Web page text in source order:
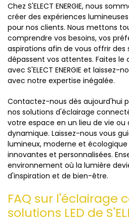
Chez S'ELECT ENERGIE, nous
créer des expériences
pour nos clients. Nous mettons
comprendre vos besoins, vos
aspirations afin de vous offrir des
dépassent vos attentes. Faites le
avec S'ELECT ENERGIE et
avec notre expertise inégalée.
Contactez-nous dès aujourd'hui
nos solutions d'éclairage
votre espace en un lieu de vie ou
dynamique. Laissez-nous vous
lumineux, moderne et
innovantes et personnalisées.
environnement où la lumière
d'inspiration et de bien-être.
FAQ sur l'éclairage
solutions LED de